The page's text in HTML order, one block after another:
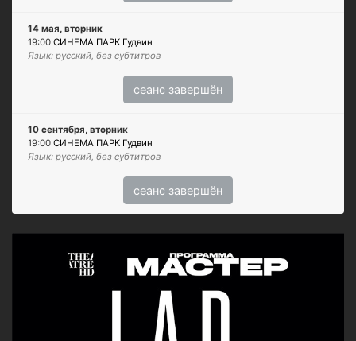
14 мая, вторник
19:00 СИНЕМА ПАРК Гудвин
Язык: русский, без субтитров
сеанс завершён
10 сентября, вторник
19:00 СИНЕМА ПАРК Гудвин
Язык: русский, без субтитров
сеанс завершён